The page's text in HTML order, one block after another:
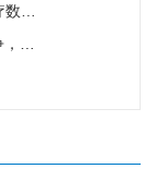
用
构